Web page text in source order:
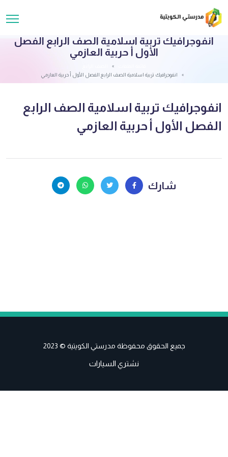
انفوجرافيك تربية اسلامية الصف الرابع الفصل
الأول أ حربية العازمي
انفوجرافيك تربية اسلامية الصف الرابع الفصل الأول أ حربية العازمي
انفوجرافيك تربية اسلامية الصف الرابع
الفصل الأول أ حربية العازمي
شارك
جميع الحقوق محفوظة مدرستي الكويتية © 2023
نشتري السيارات